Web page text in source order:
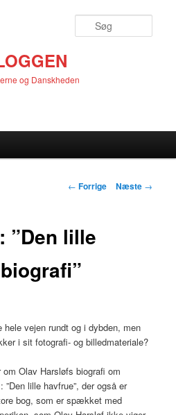
og Danskheden
Indlægsnavigation
← Forrige Næste →
”Den lille
vejen rundt og i dybden, men
i sit fotografi- og billedmateriale?
Olav Harsløfs biografi om
lille havfrue”, der også er
bog, som er spækket med